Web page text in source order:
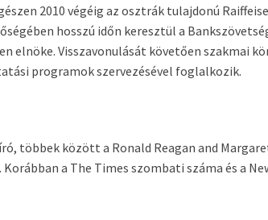
2010 végéig az osztrák tulajdonú
hosszú időn keresztül a
elnöke. Visszavonulását követően szakmai
programok szervezésével foglalkozik.
többek között a Ronald Reagan and
a The Times szombati száma és a